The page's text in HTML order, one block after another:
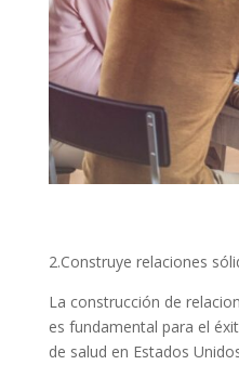
2.Construye relaciones
La construcción de
es fundamental para el
de salud en Estados